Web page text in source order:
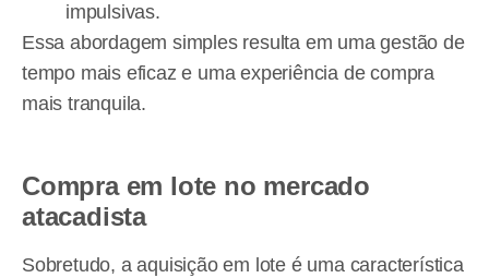
impulsivas.
Essa abordagem simples resulta em uma gestão de
tempo mais eficaz e uma experiência de compra
mais tranquila.
Compra em lote no mercado
atacadista
Sobretudo, a aquisição em lote é uma característica